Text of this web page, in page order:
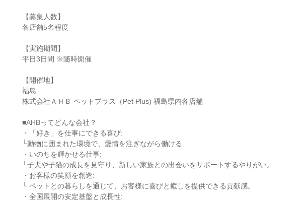
【募集人数】
各店舗5名程度
【実施期間】
平日3日間 ※随時開催
【開催地】
福島
株式会社ＡＨＢ ペットプラス（Pet Plus) 福島県内各店舗
■AHBってどんな会社？
・「好き」を仕事にできる喜び:
└動物に囲まれた環境で、愛情を注ぎながら働ける
・いのちを輝かせる仕事:
└子犬や子猫の成長を見守り、新しい家族との出会いをサポートするやりがい。
・お客様の笑顔を創造:
└ ペットとの暮らしを通じて、お客様に喜びと癒しを提供できる貢献感。
・全国展開の安定基盤と成長性: